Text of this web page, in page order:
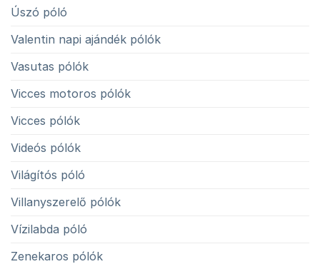
Úszó póló
Valentin napi ajándék pólók
Vasutas pólók
Vicces motoros pólók
Vicces pólók
Videós pólók
Világítós póló
Villanyszerelő pólók
Vízilabda póló
Zenekaros pólók